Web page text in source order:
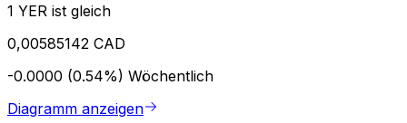
1 YER ist gleich
0,00585142 CAD
-0.0000 (0.54%) Wöchentlich
Diagramm anzeigen